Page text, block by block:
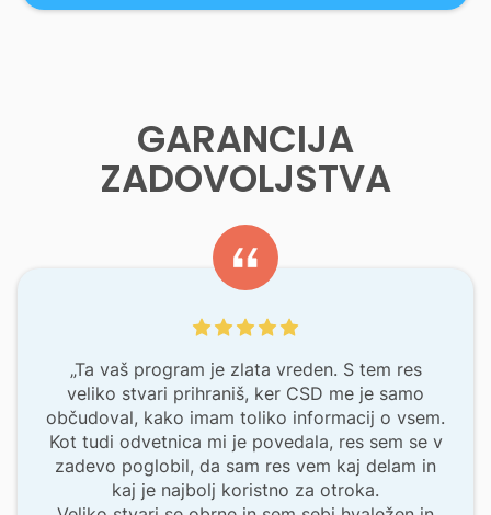
GARANCIJA
ZADOVOLJSTVA
„Ta vaš program je zlata vreden. S tem res
veliko stvari prihraniš, ker CSD me je samo
občudoval, kako imam toliko informacij o vsem.
Kot tudi odvetnica mi je povedala, res sem se v
zadevo poglobil, da sam res vem kaj delam in
kaj je najbolj koristno za otroka.